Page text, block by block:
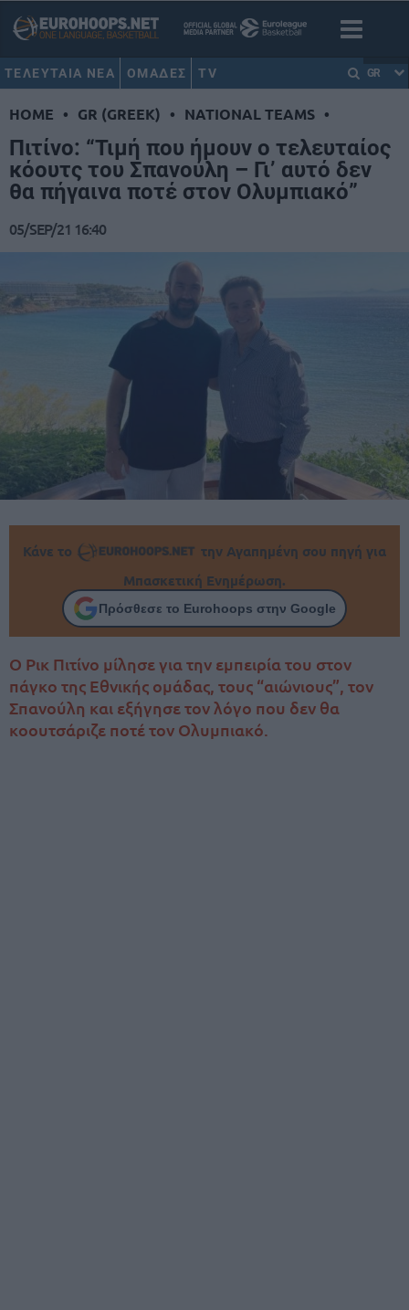
ΤΕΛΕΥΤΑΙΑ ΝΕΑ ΟΜΑΔΕΣ TV GR
HOME • GR (GREEK) • NATIONAL TEAMS •
Πιτίνο: “Τιμή που ήμουν ο τελευταίος
κόουτς του Σπανούλη – Γι’ αυτό δεν
θα πήγαινα ποτέ στον Ολυμπιακό”
05/SEP/21 16:40
Κάνε το
την Αγαπημένη σου πηγή για
Μπασκετική Ενημέρωση.
Πρόσθεσε το Eurohoops στην Google
Ο Ρικ Πιτίνο μίλησε για την εμπειρία του στον
πάγκο της Εθνικής ομάδας, τους “αιώνιους”, τον
Σπανούλη και εξήγησε τον λόγο που δεν θα
κοουτσάριζε ποτέ τον Ολυμπιακό.